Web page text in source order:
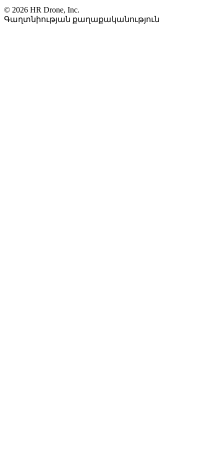
© 2026 HR Drone, Inc.
Գաղտնիության քաղաքականություն